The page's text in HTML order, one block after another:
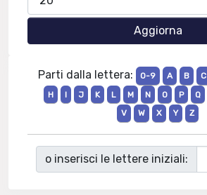
Parti dalla lettera: 0-9 A B C
H
I J K L M N O P Q
V
W X Y Z
o inserisci le lettere iniziali: